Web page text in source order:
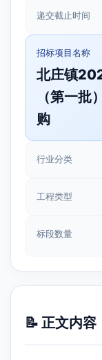
递交截止时间
招标项目名称
北庄镇
（第一
购
行业分类
工程类型
标段数量
📝 正文内容